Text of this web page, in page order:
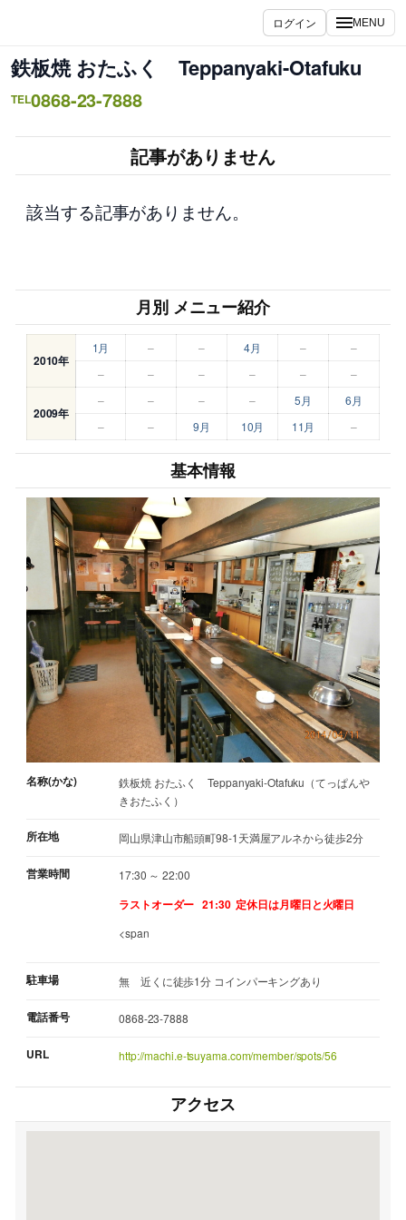
を
ス
キ
ログイン MENU
鉄板焼 おたふく Teppanyaki-Otafuku
TEL0868-23-7888
記事がありません
該当する記事がありません。
月別 メニュー紹介
2010年
1月 – – 4月 –
–
–
– – – – –
2009年
– – – – 5月
6月
–
– 9月 10月 11月 –
基本情報
名称(かな)
鉄板焼 おたふく Teppanyaki-Otafuku（てっぱんや
きおたふく）
所在地 岡山県津山市船頭町98-1天満屋アルネから徒歩2分
営業時間 17:30 ～ 22:00
ラストオーダー 21:30 定休日は月曜日と火曜日
<span
駐車場 無 近くに徒歩1分 コインパーキングあり
電話番号 0868-23-7888
URL http://machi.e-tsuyama.com/member/spots/56
アクセス